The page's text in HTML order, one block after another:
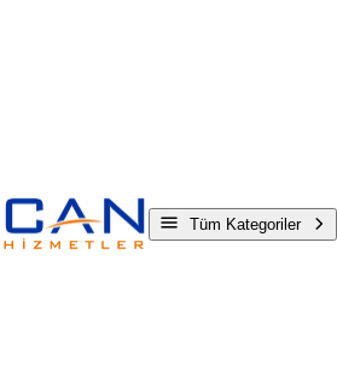
Tüm Kategoriler